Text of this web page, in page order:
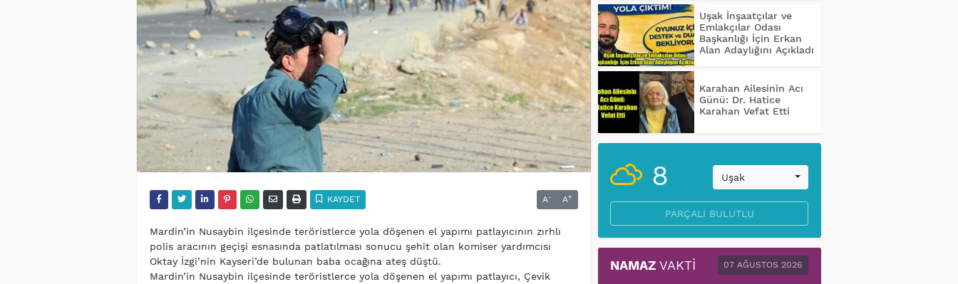
KAYDET A- A+
Mardin’in Nusaybin ilçesinde teröristlerce yola döşenen el yapımı patlayıcının zırhlı
polis aracının geçişi esnasında patlatılması sonucu şehit olan komiser yardımcısı
Oktay İzgi’nin Kayseri’de bulunan baba ocağına ateş düştü.
Mardin’in Nusaybin ilçesinde teröristlerce yola döşenen el yapımı patlayıcı, Çevik
Uşak İnşaatçılar ve
Emlakçılar Odası
Başkanlığı İçin Erkan
Alan Adaylığını Açıkladı
Karahan Ailesinin Acı
Günü: Dr. Hatice
Karahan Vefat Etti
8 Uşak
PARÇALI BULUTLU
NAMAZ VAKTI 07 AĞUSTOS 2026